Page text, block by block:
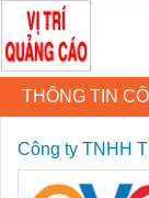
THÔNG TIN
Công ty TNHH